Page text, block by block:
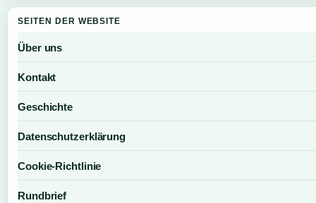
SEITEN DER WEBSITE
Über uns
Kontakt
Geschichte
Datenschutzerklärung
Cookie-Richtlinie
Rundbrief